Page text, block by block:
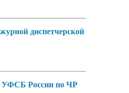
диспетчерской
УФСБ России по ЧР